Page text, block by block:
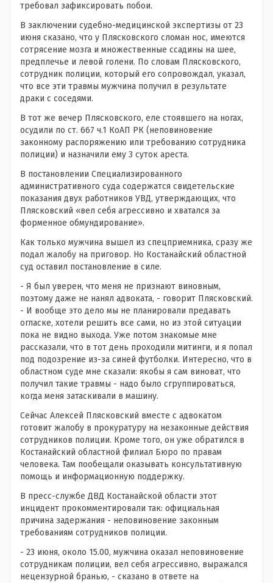
требовал зафиксировать побои.
В заключении судебно-медицинской экспертизы от 23
июня сказано, что у Плясковского сломан нос, имеются
сотрясение мозга и множественные ссадины на шее,
предплечье и левой голени. По словам Плясковского,
сотрудник полиции, который его сопровождал, указал,
что все эти травмы мужчина получил в результате
драки с соседями.
В тот же вечер Плясковского, еле стоявшего на ногах,
осудили по ст. 667 ч.1 КоАП РК (неповиновение
законному распоряжению или требованию сотрудника
полиции) и назначили ему 3 суток ареста.
В постановлении Специализированного
административного суда содержатся свидетельские
показания двух работников УВД, утверждающих, что
Плясковский «вел себя агрессивно и хватался за
форменное обмундирование».
Как только мужчина вышел из спецприемника, сразу же
подал жалобу на приговор. Но Костанайский областной
суд оставил постановление в силе.
- Я был уверен, что меня не признают виновным,
поэтому даже не нанял адвоката, - говорит Плясковский.
- И вообще это дело мы не планировали предавать
огласке, хотели решить все сами, но из этой ситуации
пока не видно выхода. Уже потом знакомые мне
рассказали, что в тот день проходили митинги, и я попал
под подозрение из-за синей футболки. Интересно, что в
областном суде мне сказали: якобы я сам виноват, что
получил такие травмы - надо было сгруппироваться,
когда меня затаскивали в машину.
Сейчас Алексей Плясковский вместе с адвокатом
готовит жалобу в прокуратуру на незаконные действия
сотрудников полиции. Кроме того, он уже обратился в
Костанайский областной филиал Бюро по правам
человека. Там пообещали оказывать консультативную
помощь и информационную поддержку.
В пресс-службе ДВД Костанайской области этот
инцидент прокомментировали так: официальная
причина задержания - неповиновение законным
требованиям сотрудников полиции.
- 23 июня, около 15.00, мужчина оказал неповиновение
сотрудникам полиции, вел себя агрессивно, выражался
нецензурной бранью, - сказано в ответе на